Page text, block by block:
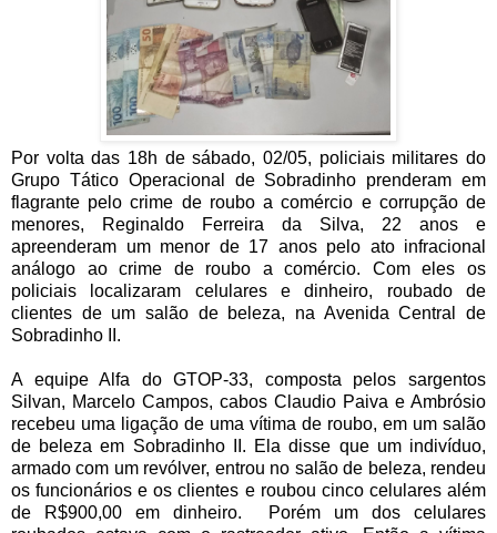
Por volta das 18h de sábado, 02/05, policiais militares do
Grupo Tático Operacional de Sobradinho prenderam em
flagrante pelo crime de roubo a comércio e corrupção de
menores, Reginaldo Ferreira da Silva, 22 anos e
apreenderam um menor de 17 anos pelo ato infracional
análogo ao crime de roubo a comércio. Com eles os
policiais localizaram celulares e dinheiro, roubado de
clientes de um salão de beleza, na Avenida Central de
Sobradinho II.
A equipe Alfa do GTOP-33, composta pelos sargentos
Silvan, Marcelo Campos, cabos Claudio Paiva e Ambrósio
recebeu uma ligação de uma vítima de roubo, em um salão
de beleza em Sobradinho II. Ela disse que um indivíduo,
armado com um revólver, entrou no salão de beleza, rendeu
os funcionários e os clientes e roubou cinco celulares além
de R$900,00 em dinheiro. Porém um dos celulares